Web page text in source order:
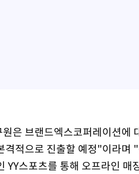
은 브랜드엑스코퍼레이션에
격적으로 진출할 예정"이라며
YY스포츠를 통해 오프라인